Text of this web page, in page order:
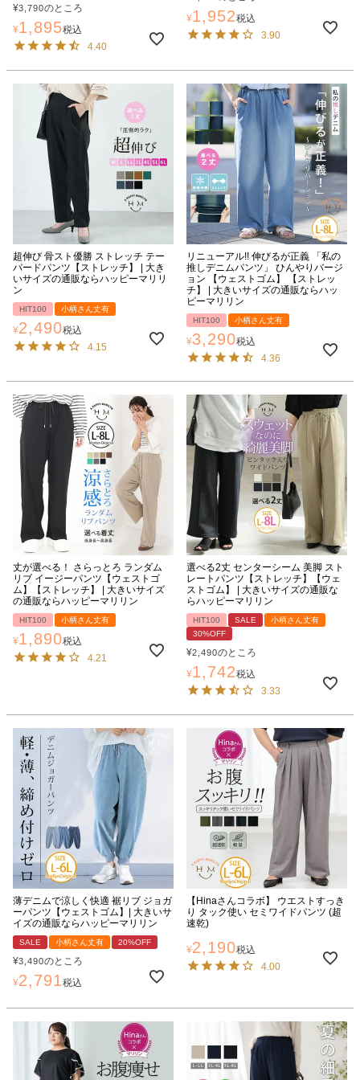
¥3,790のところ
¥1,895税込
4.40
¥1,952税込
3.90
超伸び 骨スト優勝 ストレッチ テー
パードパンツ【ストレッチ】 | 大き
いサイズの通販ならハッピーマリリ
ン
HIT100 小柄さん丈有
¥2,490税込
4.15
リニューアル!! 伸びるが正義 「私の
推しデニムパンツ」 ひんやりバージ
ョン 【ウェストゴム】 【ストレッ
チ】 | 大きいサイズの通販ならハッ
ピーマリリン
HIT100 小柄さん丈有
¥3,290税込
4.36
丈が選べる！ さらっとろ ランダム
リブ イージーパンツ【ウェストゴ
ム】【ストレッチ】 | 大きいサイズ
の通販ならハッピーマリリン
HIT100 小柄さん丈有
¥1,890税込
4.21
選べる2丈 センターシーム 美脚 スト
レートパンツ【ストレッチ】【ウェ
ストゴム】 | 大きいサイズの通販な
らハッピーマリリン
HIT100 SALE
小柄さん丈有
30%OFF
¥2,490のところ
¥1,742税込
3.33
薄デニムで涼しく快適 裾リブ ジョガ
ーパンツ【ウェストゴム】| 大きいサ
イズの通販ならハッピーマリリン
SALE 小柄さん丈有 20%OFF
¥3,490のところ
¥2,791税込
【Hinaさんコラボ】 ウエストすっき
り タック使い セミワイドパンツ (超
速乾)
¥2,190税込
4.00